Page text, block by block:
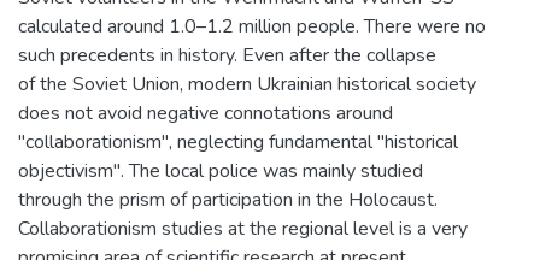
calculated around 1.0–1.2 million people. There were no
such precedents in history. Even after the collapse
of the Soviet Union, modern Ukrainian historical society
does not avoid negative connotations around
"collaborationism", neglecting fundamental "historical
objectivism". The local police was mainly studied
through the prism of participation in the Holocaust.
Collaborationism studies at the regional level is a very